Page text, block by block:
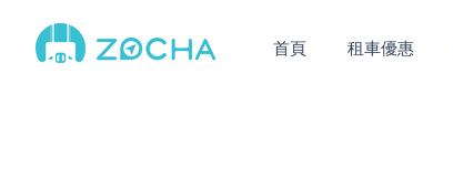
首頁 租車優惠